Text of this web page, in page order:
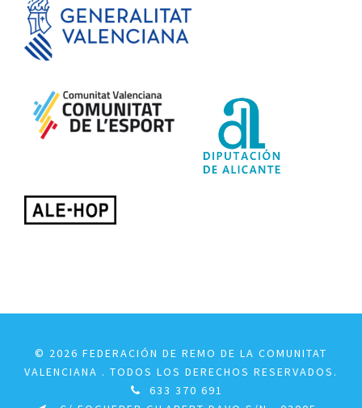
© 2026 FEDERACIÓN DE REMO DE LA COMUNITAT
VALENCIANA . TODOS LOS DERECHOS RESERVADOS.
633 370 691